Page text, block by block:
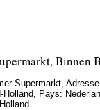
Binnen
Supermarkt,
Holland, Pays: